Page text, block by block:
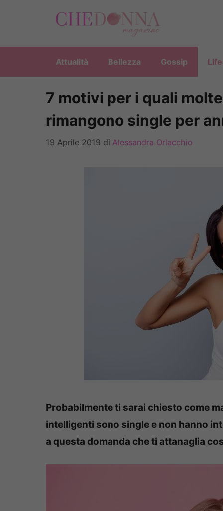
Attualità Bellezza Gossip
7 motivi per i quali
rimangono single per
19 Aprile 2019 di Alessandra Orlacchio
Probabilmente ti sarai chiesto come
intelligenti sono single e non hanno
a questa domanda che ti attanaglia